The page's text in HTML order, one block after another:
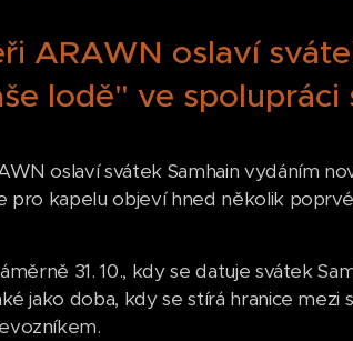
ARAWN oslaví
lodě" ve spolupráci
oslaví svátek Samhain vydáním
pro kapelu objeví hned několik
31. 10., kdy se datuje svátek
jako doba, kdy se stírá hranice